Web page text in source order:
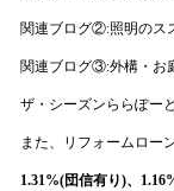
関連ブログ②:照明のス
関連ブログ③:外構・お
ザ・シーズンららぽー
また、 リフォームロー
1.31%(団信有り)、